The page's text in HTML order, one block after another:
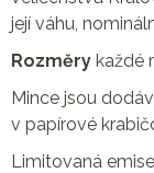
její váhu,
Rozměry každé
Mince jsou
v papírové
Limitovaná emise